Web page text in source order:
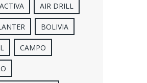
AIR DRILL
BOLIVIA
CAMPO